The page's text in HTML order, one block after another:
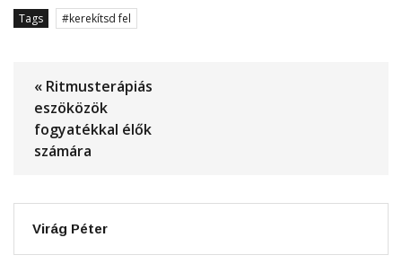
Tags kerekítsd fel
« Ritmusterápiás
eszöközök
fogyatékkal élők
számára
Virág Péter